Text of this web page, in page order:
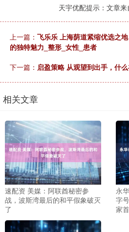
天宇优配提示：文章来
上一篇： 飞乐乐 上海荫道紧缩优选之
的独特魅力_整形_女性_患者
下一篇： 启盈策略 从观望到出手，什
相关文章
速配资 美媒：阿联酋秘密参
战，波斯湾最后的和平假象破灭
了
永
字
家